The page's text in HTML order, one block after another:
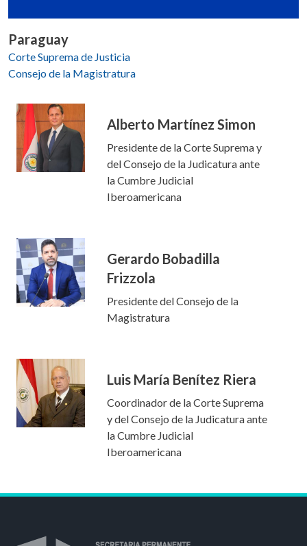
Paraguay
Corte Suprema de Justicia
Consejo de la Magistratura
Alberto Martínez Simon
Presidente de la Corte Suprema y
del Consejo de la Judicatura ante
la Cumbre Judicial
Iberoamericana
Gerardo Bobadilla
Frizzola
Presidente del Consejo de la
Magistratura
Luis María Benítez Riera
Coordinador de la Corte Suprema
y del Consejo de la Judicatura ante
la Cumbre Judicial
Iberoamericana